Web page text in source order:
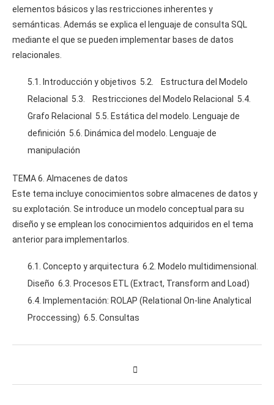
elementos básicos y las restricciones inherentes y
semánticas. Además se explica el lenguaje de consulta SQL
mediante el que se pueden implementar bases de datos
relacionales.
5.1. Introducción y objetivos 5.2. Estructura del Modelo
Relacional 5.3. Restricciones del Modelo Relacional 5.4.
Grafo Relacional 5.5. Estática del modelo. Lenguaje de
definición 5.6. Dinámica del modelo. Lenguaje de
manipulación
TEMA 6. Almacenes de datos
Este tema incluye conocimientos sobre almacenes de datos y
su explotación. Se introduce un modelo conceptual para su
diseño y se emplean los conocimientos adquiridos en el tema
anterior para implementarlos.
6.1. Concepto y arquitectura 6.2. Modelo multidimensional.
Diseño 6.3. Procesos ETL (Extract, Transform and Load)
6.4. Implementación: ROLAP (Relational On-line Analytical
Proccessing) 6.5. Consultas